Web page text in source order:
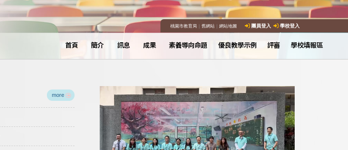
桃園市教育局｜ 舊網站｜ 網站地圖 團員登入 學校登入
首頁 簡介 訊息 成果 素養導向命題 優良教學示例 評審 學校填報區
more